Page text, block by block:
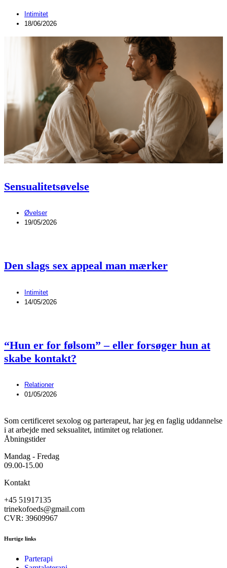
Intimitet
18/06/2026
Sensualitetsøvelse
Øvelser
19/05/2026
Den slags sex appeal man mærker
Intimitet
14/05/2026
“Hun er for følsom” – eller forsøger hun at
skabe kontakt?
Relationer
01/05/2026
Som certificeret sexolog og parterapeut, har jeg en faglig uddannelse
i at arbejde med seksualitet, intimitet og relationer.
Åbningstider
Mandag - Fredag
09.00-15.00
Kontakt
+45 51917135
trinekofoeds@gmail.com
CVR: 39609967
Hurtige links
Parterapi